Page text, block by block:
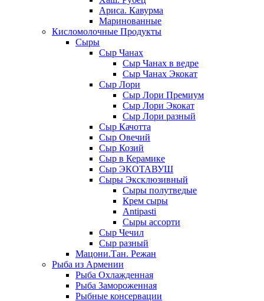
Ариса. Кавурма
Маринованные
Кисломолочные Продукты
Сыры
Сыр Чанах
Сыр Чанах в ведре
Сыр Чанах Экокат
Сыр Лори
Сыр Лори Премиум
Сыр Лори Экокат
Сыр Лори разный
Сыр Качотта
Сыр Овечий
Сыр Козий
Сыр в Керамике
Сыр ЭКОТАВУШ
Сыры Эксклюзивный
Сыры полутведые
Крем сыры
Antipasti
Сыры ассорти
Сыр Чечил
Сыр разный
Мацони.Тан. Режан
Рыба из Армении
Рыба Охлажденная
Рыба Замороженная
Рыбные консервации